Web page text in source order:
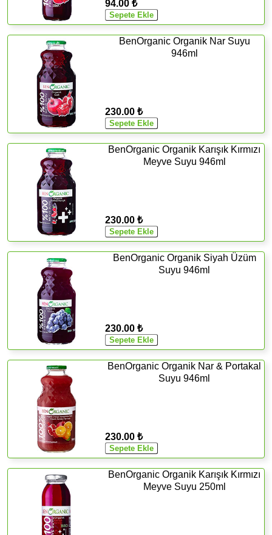
94.00 ₺
BenOrganic Organik Nar Suyu
946ml
230.00 ₺
BenOrganic Organik Karışık Kırmızı
Meyve Suyu 946ml
230.00 ₺
BenOrganic Organik Siyah Üzüm
Suyu 946ml
230.00 ₺
BenOrganic Organik Nar & Portakal
Suyu 946ml
230.00 ₺
BenOrganic Organik Karışık Kırmızı
Meyve Suyu 250ml